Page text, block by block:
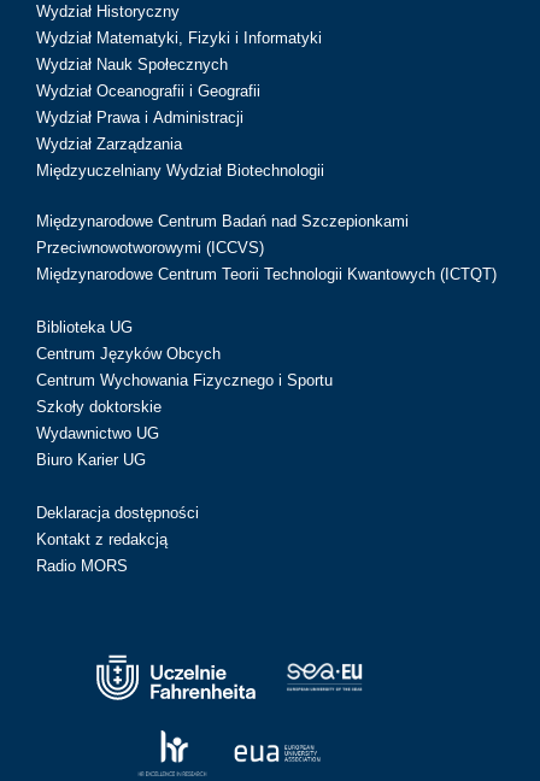
Wydział Historyczny
Wydział Matematyki, Fizyki i Informatyki
Wydział Nauk Społecznych
Wydział Oceanografii i Geografii
Wydział Prawa i Administracji
Wydział Zarządzania
Międzyuczelniany Wydział Biotechnologii
Międzynarodowe Centrum Badań nad Szczepionkami
Przeciwnowotworowymi (ICCVS)
Międzynarodowe Centrum Teorii Technologii Kwantowych (ICTQT)
Biblioteka UG
Centrum Języków Obcych
Centrum Wychowania Fizycznego i Sportu
Szkoły doktorskie
Wydawnictwo UG
Biuro Karier UG
Deklaracja dostępności
Kontakt z redakcją
Radio MORS